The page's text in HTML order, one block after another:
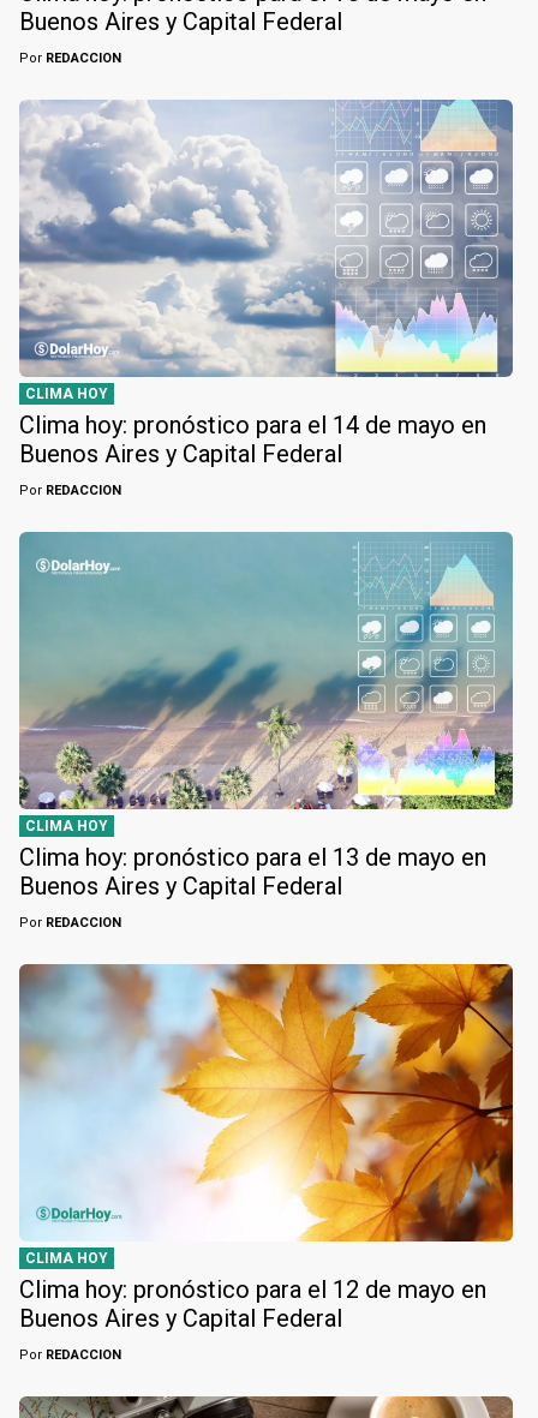
Buenos Aires y Capital Federal
Por REDACCION
CLIMA HOY
Clima hoy: pronóstico para el 14 de mayo en
Buenos Aires y Capital Federal
Por REDACCION
CLIMA HOY
Clima hoy: pronóstico para el 13 de mayo en
Buenos Aires y Capital Federal
Por REDACCION
CLIMA HOY
Clima hoy: pronóstico para el 12 de mayo en
Buenos Aires y Capital Federal
Por REDACCION